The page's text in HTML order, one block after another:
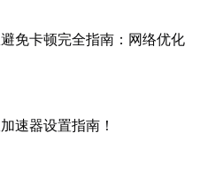
免卡顿完全指南：网络优化
速器设置指南！